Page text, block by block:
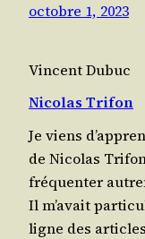
octobre 1, 2023
Vincent Dubuc
Nicolas Trifon
Je viens
de Nico­las
fré­quen­ter
Il m’a­vait
ligne des